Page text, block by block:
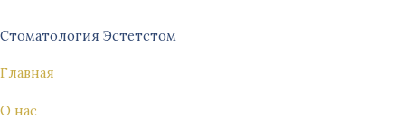
Стоматология Эстетстом
Главная
О нас